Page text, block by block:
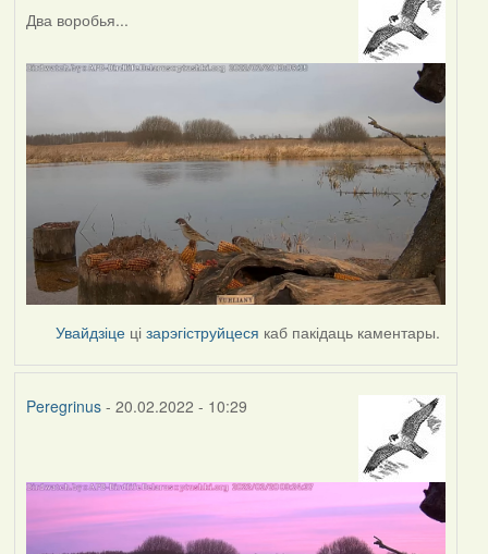
Два воробья...
Увайдзіце цізарэгіструйцеся каб пакідаць каментары.
Peregrinus- 20.02.2022 - 10:29